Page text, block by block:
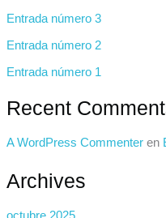
Entrada número 3
Entrada número 2
Entrada número 1
Recent
A WordPress Commenteren
Archives